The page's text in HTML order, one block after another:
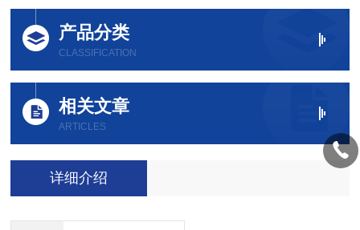
产品分类
CLASSIFICATION
相关文章
ARTICLES
详细介绍